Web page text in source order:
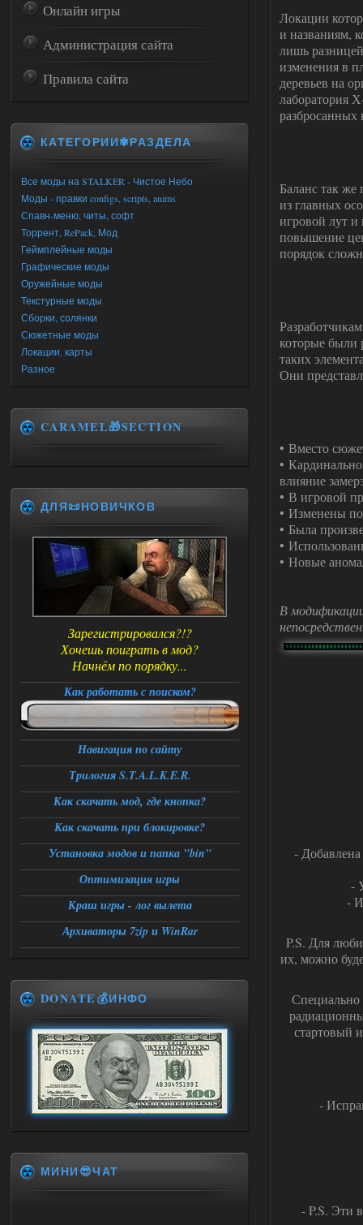
Локации
и названиям,
лишь
изменения в
деревьев на
лаборатория
разбросанных
Баланс так
из главных
игровой лут
повышение
порядок
которые были
таких
Они
• Вместо
•
влияние
• В игровой
• Изменены
• Была
•
• Новые
В
-
-
-
P.S. Для
их, можно
Специально
стартовый
-
- P.S. Эти
Онлайн игры
Администрация сайта
Правила сайта
КАТЕГОРИИ✾РАЗДЕЛА
Все моды на STALKER - Чистое Небо
Моды - правки configs, scripts, anims
Спавн-меню, читы, софт
Торрент, RePack, Мод
Геймплейные моды
Графические моды
Оружейные моды
Текстурные моды
Сборки, солянки
Сюжетные моды
Локации, карты
Разное
CARAMEL🎁SECTION
ДЛЯ📜НОВИЧКОВ
Зарегистрировался?!?
Хочешь поиграть в мод?
Начнём по порядку...
Как работать с поиском?
Навигация по сайту
Трилогия S.T.A.L.K.E.R.
Как скачать мод, где кнопка?
Как скачать при блокировке?
Установка модов и папка "bin"
Оптимизация игры
Краш игры - лог вылета
Архиваторы 7zip и WinRar
DONATE💰ИНФО
МИНИ😎ЧАТ